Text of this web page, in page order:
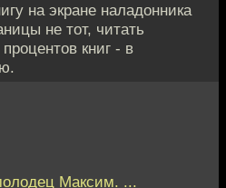
на экране наладонника
не тот, читать
книг - в
Максим. ...